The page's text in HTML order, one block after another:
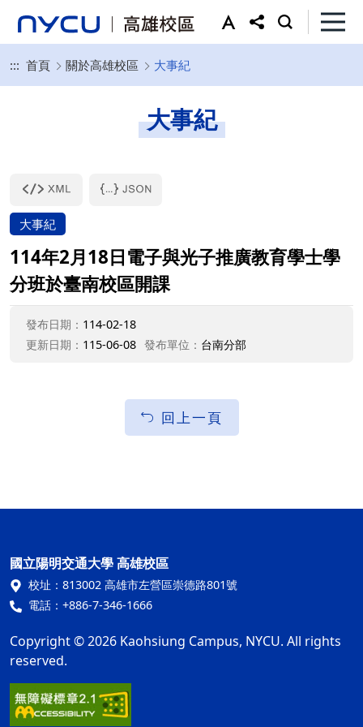
::: 首頁 關於高雄校區 大事紀
大事紀
大事紀
114年2月18日電子與光子推廣教育學士學
分班於臺南校區開課
發布日期： 114-02-18
更新日期： 115-06-08 發布單位： 台南分部
回上一頁
國立陽明交通大學 高雄校區
校址： 813002 高雄市左營區崇德路801號
電話： +886-7-346-1666
Copyright © 2026 Kaohsiung Campus, NYCU. All rights
reserved.